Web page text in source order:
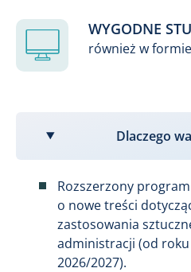
WYGODNE
również w
Dlaczego
Rozszerzony
o nowe treści
zastosowania
administracji (od
2026/2027).